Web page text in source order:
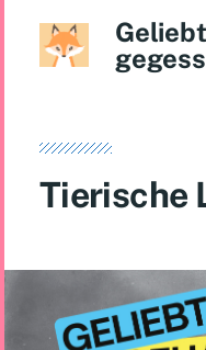
Tierische